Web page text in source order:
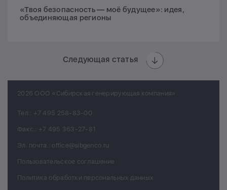
«Твоя безопасность — моё будущее»: идея,
объединяющая регионы
Следующая статья
2026 ООО «Сибирская генерирующая компания»
Тел.: +7 495 258-83-00
Факс.: +7 495 363-27-81
Эл. почта.: office@sibgenco.ru
Пользовательское соглашение
Политика обработки персональных данных